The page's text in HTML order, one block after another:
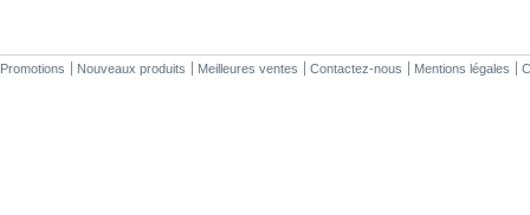
Promotions Nouveaux produits Meilleures ventes Contactez-nous Mentions légales